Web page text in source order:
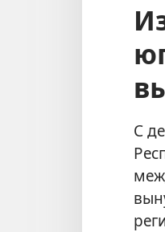
С